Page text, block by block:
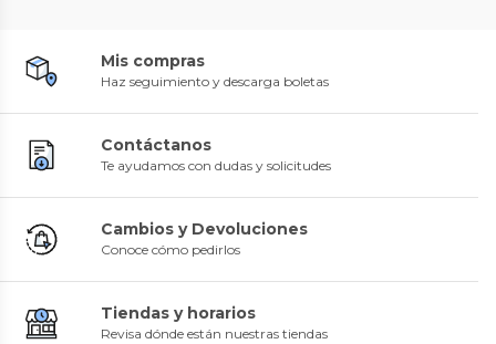
Mis compras
Haz seguimiento y descarga boletas
Contáctanos
Te ayudamos con dudas y solicitudes
Cambios y Devoluciones
Conoce cómo pedirlos
Tiendas y horarios
Revisa dónde están nuestras tiendas